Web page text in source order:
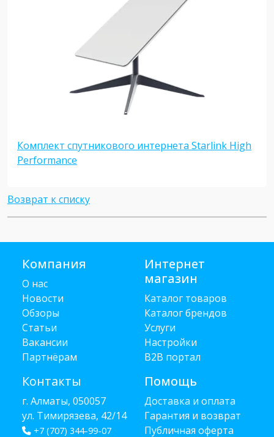
Комплект спутникового интернета Starlink High
Performance
Возврат к списку
Компания
О нас
Новости
Обзоры
Статьи
Вакансии
Партнёрам
Контакты
г. Алматы, 050057
ул. Тимирязева, 42/14
+7 (707) 344-99-07
Интернет
магазин
Каталог товаров
Каталог брендов
Услуги
Настройки
B2B портал
Помощь
Доставка и оплата
Гарантия и возврат
Публичная оферта